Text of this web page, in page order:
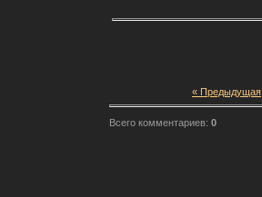
« Предыдущая
Всего комментариев: 0